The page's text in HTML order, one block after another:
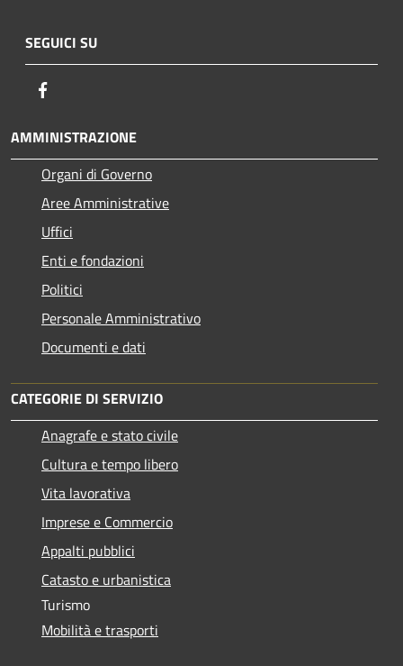
SEGUICI SU
AMMINISTRAZIONE
Organi di Governo
Aree Amministrative
Uffici
Enti e fondazioni
Politici
Personale Amministrativo
Documenti e dati
CATEGORIE DI SERVIZIO
Anagrafe e stato civile
Cultura e tempo libero
Vita lavorativa
Imprese e Commercio
Appalti pubblici
Catasto e urbanistica
Turismo
Mobilità e trasporti